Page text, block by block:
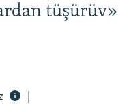
tüşürüv»